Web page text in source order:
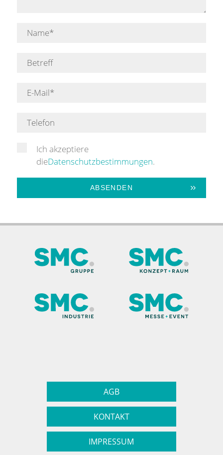
Ich akzeptiere
dieDatenschutzbestimmungen.
AGB
KONTAKT
IMPRESSUM